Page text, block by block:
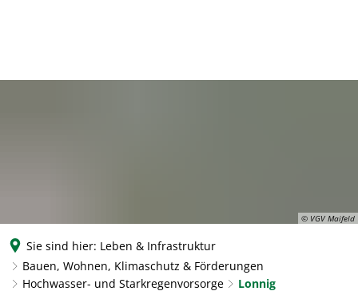
© VGV Maifeld
Sie sind hier: Leben & Infrastruktur
Bauen, Wohnen, Klimaschutz & Förderungen
Hochwasser- und Starkregenvorsorge
Lonnig